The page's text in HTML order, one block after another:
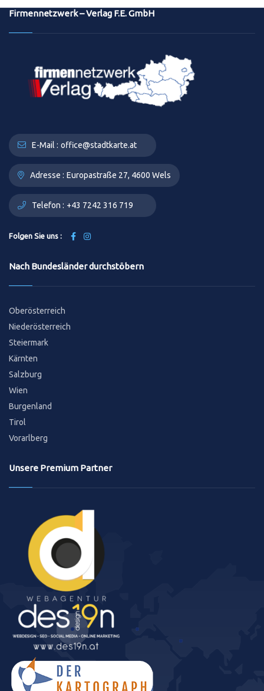
Firmennetzwerk – Verlag F.E. GmbH
E-Mail : office@stadtkarte.at
Adresse : Europastraße 27, 4600 Wels
Telefon : +43 7242 316 719
Folgen Sie uns :
Nach Bundesländer durchstöbern
Oberösterreich
Niederösterreich
Steiermark
Kärnten
Salzburg
Wien
Burgenland
Tirol
Vorarlberg
Unsere Premium Partner